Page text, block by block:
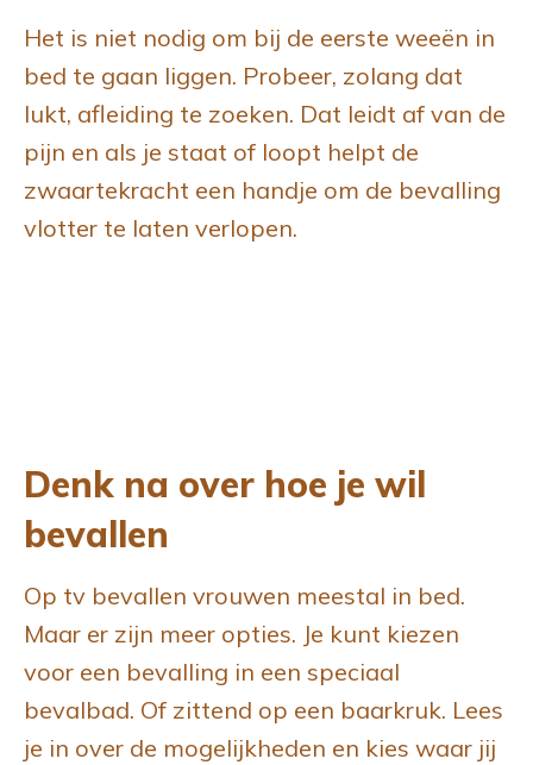
Het is niet nodig om bij de eerste weeën in
bed te gaan liggen. Probeer, zolang dat
lukt, afleiding te zoeken. Dat leidt af van de
pijn en als je staat of loopt helpt de
zwaartekracht een handje om de bevalling
vlotter te laten verlopen.
Denk na over hoe je wil
bevallen
Op tv bevallen vrouwen meestal in bed.
Maar er zijn meer opties. Je kunt kiezen
voor een bevalling in een speciaal
bevalbad. Of zittend op een baarkruk. Lees
je in over de mogelijkheden en kies waar jij